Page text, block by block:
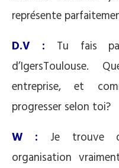
représente
D.V : Tu fais
d’IgersToulouse.
entreprise, et
progresser selon toi?
W :
Je trouve
organisation